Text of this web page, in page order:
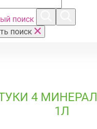
поиск
поиск
4
1Л